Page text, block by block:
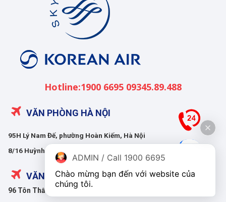
Hotline:1900 6695 09345.89.488
VĂN PHÒNG HÀ NỘI
95H Lý Nam Đế, phường Hoàn Kiếm, Hà Nội
8/16 Huỳnh Thúc Kháng, phường Giảng Võ, Hà Nội
VĂN PHÒNG HỒ CHÍ MINH
96 Tôn Thất Tùng, phường Bến Thành, Hồ Chí Minh
ADMIN / Call 1900 6695
Chào mừng bạn đến với website của
chúng tôi.